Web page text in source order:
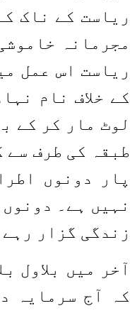
ریاست کے ناک
مجرمانہ
ریاست اس عمل
کے خلاف نام
لوٹ مار کر کے
طبقہ کی طرف سے
پار دونوں
نہیں ہے۔
زندگی گزار رہے
آخر میں بلاول
کہ آج سرمایہ